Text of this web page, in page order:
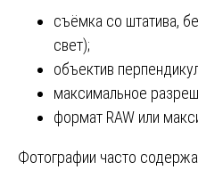
съёмка со штатива,
свет);
объектив
максимальное
формат RAW или
Фотографии часто